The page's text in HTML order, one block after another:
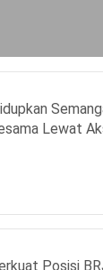
Lewat
Posisi